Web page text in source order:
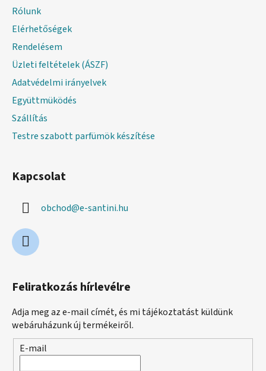
Rólunk
Elérhetőségek
Rendelésem
Üzleti feltételek (ÁSZF)
Adatvédelmi irányelvek
Együttmüködés
Szállítás
Testre szabott parfümök készítése
Kapcsolat
obchod@e-santini.hu
Feliratkozás hírlevélre
Adja meg az e-mail címét, és mi tájékoztatást küldünk
webáruházunk új termékeiről.
E-mail